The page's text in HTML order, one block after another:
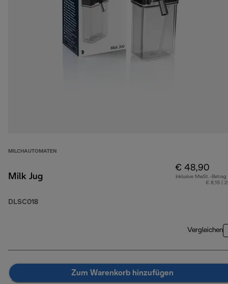
MILCHAUTOMATEN
Milk Jug
DLSC018
€ 48,90
Inklusive MwSt.-Betrag
€ 8,15 (
Vergleichen
Zum Warenkorb hinzufügen